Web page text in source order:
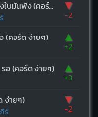
ก่อนที่โลกทั้งใบมันพัง (คอร์ด ง่ายๆ) ▼
-2
(คอร์ด ง่ายๆ) ▲
+2
อ (คอร์ด ง่ายๆ) ▲
+3
ง่ายๆ)
ร์
▼
-2